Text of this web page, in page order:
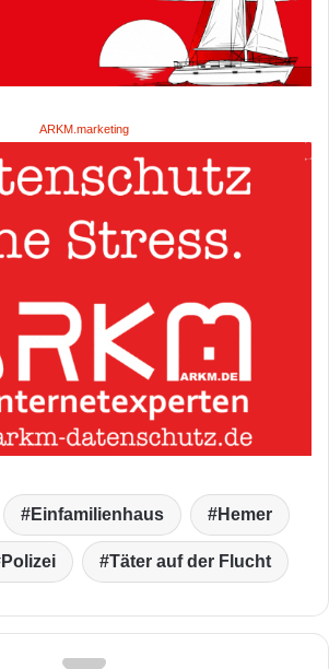
ARKM.marketing
Einfamilienhaus Hemer
Polizei Täter auf der Flucht